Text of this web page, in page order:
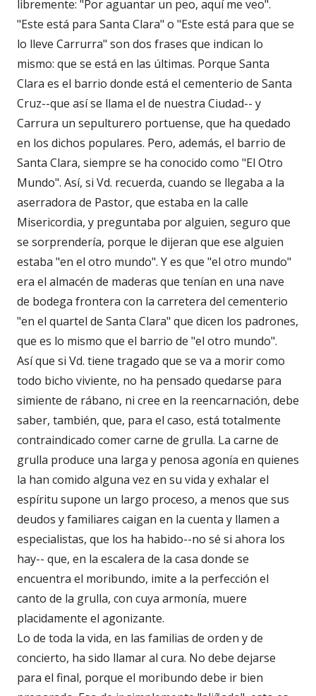
libremente: "Por aguantar un peo, aquí me veo".
"Este está para Santa Clara" o "Este está para que se
lo lleve Carrurra" son dos frases que indican lo
mismo: que se está en las últimas. Porque Santa
Clara es el barrio donde está el cementerio de Santa
Cruz--que así se llama el de nuestra Ciudad-- y
Carrura un sepulturero portuense, que ha quedado
en los dichos populares. Pero, además, el barrio de
Santa Clara, siempre se ha conocido como "El Otro
Mundo". Así, si Vd. recuerda, cuando se llegaba a la
aserradora de Pastor, que estaba en la calle
Misericordia, y preguntaba por alguien, seguro que
se sorprendería, porque le dijeran que ese alguien
estaba "en el otro mundo". Y es que "el otro mundo"
era el almacén de maderas que tenían en una nave
de bodega frontera con la carretera del cementerio
"en el quartel de Santa Clara" que dicen los padrones,
que es lo mismo que el barrio de "el otro mundo".
Así que si Vd. tiene tragado que se va a morir como
todo bicho viviente, no ha pensado quedarse para
simiente de rábano, ni cree en la reencarnación, debe
saber, también, que, para el caso, está totalmente
contraindicado comer carne de grulla. La carne de
grulla produce una larga y penosa agonía en quienes
la han comido alguna vez en su vida y exhalar el
espíritu supone un largo proceso, a menos que sus
deudos y familiares caigan en la cuenta y llamen a
especialistas, que los ha habido--no sé si ahora los
hay-- que, en la escalera de la casa donde se
encuentra el moribundo, imite a la perfección el
canto de la grulla, con cuya armonía, muere
placidamente el agonizante.
Lo de toda la vida, en las familias de orden y de
concierto, ha sido llamar al cura. No debe dejarse
para el final, porque el moribundo debe ir bien